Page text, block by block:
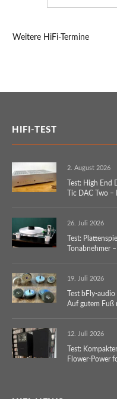
Weitere HiFi-Termine
HIFI-TEST
2. August 2026
Test: High
Tic DAC Two
26. Juli 2026
Test:
Tonabnehmer
19. Juli 2026
Test bFly-
Auf gutem Fuß
12. Juli 2026
Test:
Flower-Power